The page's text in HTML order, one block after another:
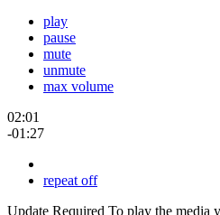
play
pause
mute
unmute
max volume
02:01
-01:27
repeat off
Update Required To play the media